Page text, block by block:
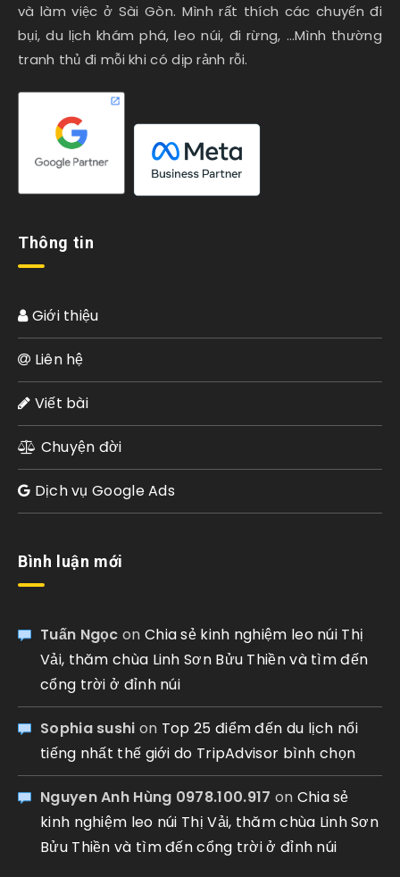
và làm việc ở Sài Gòn. Mình rất thích các chuyến đi
bụi, du lịch khám phá, leo núi, đi rừng, …Mình thường
tranh thủ đi mỗi khi có dịp rảnh rỗi.
Thông tin
Giới thiệu
Liên hệ
Viết bài
Chuyện đời
Dịch vụ Google Ads
Bình luận mới
Tuấn Ngọc on Chia sẻ kinh nghiệm leo núi Thị
Vải, thăm chùa Linh Sơn Bửu Thiền và tìm đến
cổng trời ở đỉnh núi
Sophia sushi on Top 25 điểm đến du lịch nổi
tiếng nhất thế giới do TripAdvisor bình chọn
Nguyen Anh Hùng 0978.100.917 on Chia sẻ
kinh nghiệm leo núi Thị Vải, thăm chùa Linh Sơn
Bửu Thiền và tìm đến cổng trời ở đỉnh núi